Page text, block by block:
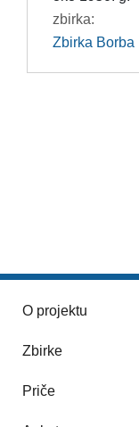
zbirka:
Zbirka Borba
O projektu
Zbirke
Priče